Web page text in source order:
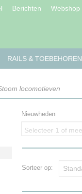
Berichten Webshop
RAILS & TOEBEHOREN
locomotieven
Nieuwheden
Selecteer 1 of
Sorteer op: